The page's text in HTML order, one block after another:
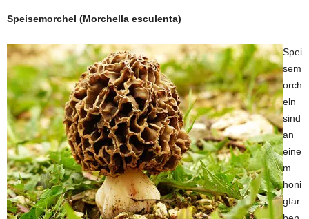
Speisemorchel (Morchella esculenta)
Spei
sem
orch
eln
sind
an
eine
m
honi
gfar